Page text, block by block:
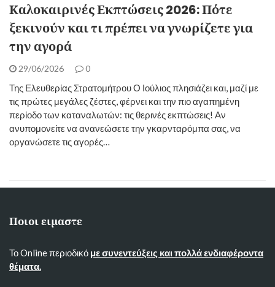
Καλοκαιρινές Εκπτώσεις 2026: Πότε
ξεκινούν και τι πρέπει να γνωρίζετε για
την αγορά
29/06/2026 0
Της Ελευθερίας Στρατομήτρου ​Ο Ιούλιος πλησιάζει και, μαζί με
τις πρώτες μεγάλες ζέστες, φέρνει και την πιο αγαπημένη
περίοδο των καταναλωτών: τις θερινές εκπτώσεις! Αν
ανυπομονείτε να ανανεώσετε την γκαρνταρόμπα σας, να
οργανώσετε τις αγορές…
Ποιοι ειμαστε
Το Online περιοδικό με συνεντεύξεις και πολλά ενδιαφέροντα
θέματα.